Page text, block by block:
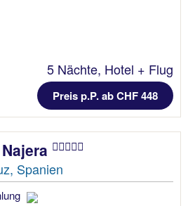
5 Nächte, Hotel + Flug
Preis p.P. ab CHF 448
Spanien